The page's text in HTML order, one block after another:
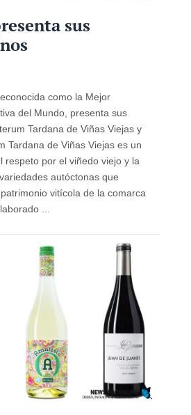
sus
como la Mejor
del Mundo, presenta sus
Tardana de Viñas Viejas y
Tardana de Viñas Viejas es un
respeto por el viñedo viejo y la
autóctonas que
vitícola de la comarca
...